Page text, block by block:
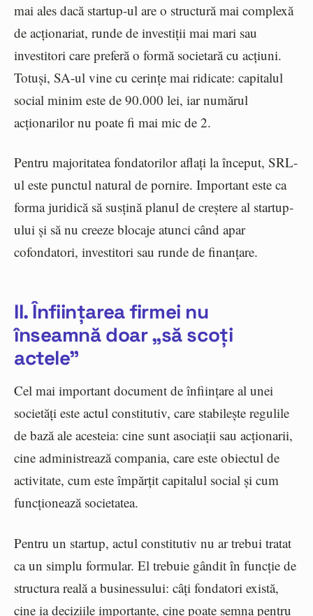
mai ales dacă startup-ul are o structură mai complexă
de acționariat, runde de investiții mai mari sau
investitori care preferă o formă societară cu acțiuni.
Totuși, SA-ul vine cu cerințe mai ridicate: capitalul
social minim este de 90.000 lei, iar numărul
acționarilor nu poate fi mai mic de 2.
Pentru majoritatea fondatorilor aflați la început, SRL-
ul este punctul natural de pornire. Important este ca
forma juridică să susțină planul de creștere al startup-
ului și să nu creeze blocaje atunci când apar
cofondatori, investitori sau runde de finanțare.
II. Înființarea firmei nu
înseamnă doar „să scoți
actele”
Cel mai important document de înființare al unei
societăți este actul constitutiv, care stabilește regulile
de bază ale acesteia: cine sunt asociații sau acționarii,
cine administrează compania, care este obiectul de
activitate, cum este împărțit capitalul social și cum
funcționează societatea.
Pentru un startup, actul constitutiv nu ar trebui tratat
ca un simplu formular. El trebuie gândit în funcție de
structura reală a businessului: câți fondatori există,
cine ia deciziile importante, cine poate semna pentru